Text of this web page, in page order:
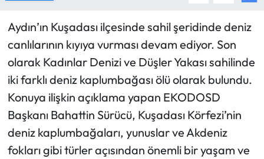
Aydın’ın Kuşadası ilçesinde sahil şeridinde deniz
canlılarının kıyıya vurması devam ediyor. Son
olarak Kadınlar Denizi ve Düşler Yakası sahilinde
iki farklı deniz kaplumbağası ölü olarak bulundu.
Konuya ilişkin açıklama yapan EKODOSD
Başkanı Bahattin Sürücü, Kuşadası Körfezi’nin
deniz kaplumbağaları, yunuslar ve Akdeniz
fokları gibi türler açısından önemli bir yaşam ve